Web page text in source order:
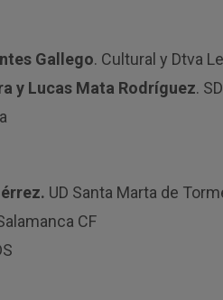
Gallego. Cultural y Dtva
y Lucas Mata Rodríguez.
UD Santa Marta de
CF